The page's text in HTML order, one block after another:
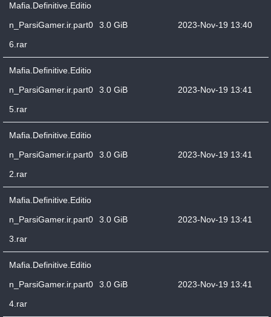
Mafia.Definitive.Editio
n_ParsiGamer.ir.part0
6.rar
3.0 GiB 2023-Nov-19 13:40
Mafia.Definitive.Editio
n_ParsiGamer.ir.part0
5.rar
3.0 GiB 2023-Nov-19 13:41
Mafia.Definitive.Editio
n_ParsiGamer.ir.part0
2.rar
3.0 GiB 2023-Nov-19 13:41
Mafia.Definitive.Editio
n_ParsiGamer.ir.part0
3.rar
3.0 GiB 2023-Nov-19 13:41
Mafia.Definitive.Editio
n_ParsiGamer.ir.part0
4.rar
3.0 GiB 2023-Nov-19 13:41